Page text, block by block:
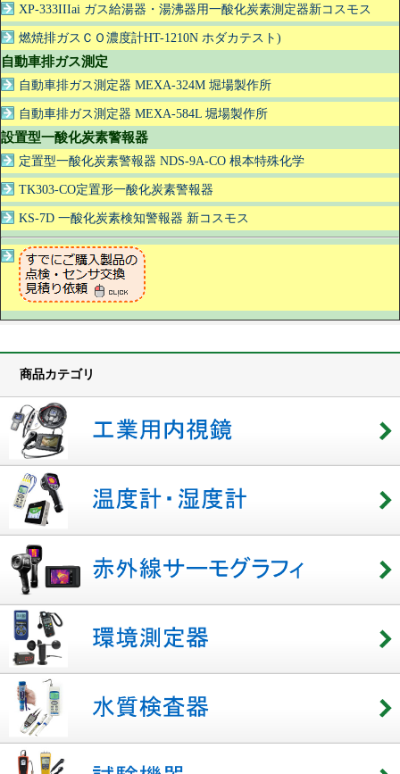
XP-333IIIai ガス給湯器・湯沸器用一酸化炭素測定器新コスモス
燃焼排ガスＣＯ濃度計HT-1210N ホダカテスト)
自動車排ガス測定
自動車排ガス測定器 MEXA-324M 堀場製作所
自動車排ガス測定器 MEXA-584L 堀場製作所
設置型一酸化炭素警報器
定置型一酸化炭素警報器 NDS-9A-CO 根本特殊化学
TK303-CO定置形一酸化炭素警報器
KS-7D 一酸化炭素検知警報器 新コスモス
商品カテゴリ